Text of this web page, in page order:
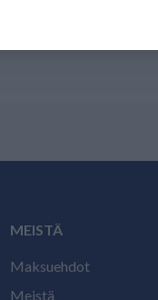
MEISTÄ
Maksuehdot
Meistä